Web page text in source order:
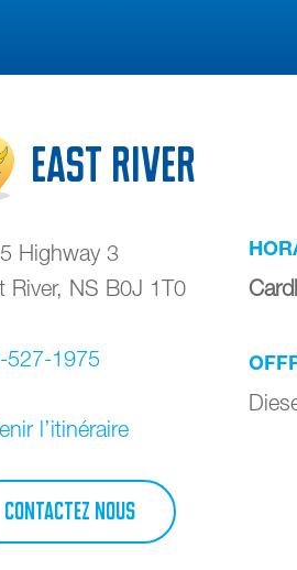
East River
Highway 3
River, NS B0J 1T0
527-1975
l’itinéraire
CONTACTEZ NOUS